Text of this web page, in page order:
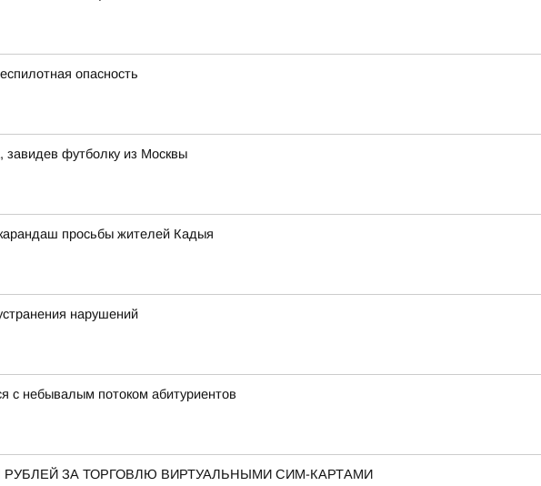
опасность
завидев футболку из Москвы
просьбы жителей Кадыя
нарушений
с небывалым потоком абитуриентов
ЗА ТОРГОВЛЮ ВИРТУАЛЬНЫМИ СИМ-КАРТАМИ